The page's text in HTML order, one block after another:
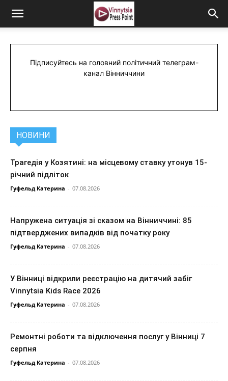
Підписуйтесь на головний політичний телеграм-
канал Вінниччини
НОВИНИ
Трагедія у Козятині: на місцевому ставку утонув 15-
річний підліток
Гуфельд Катерина - 07.08.2026
Напружена ситуація зі сказом на Вінниччині: 85
підтверджених випадків від початку року
Гуфельд Катерина - 07.08.2026
У Вінниці відкрили реєстрацію на дитячий забіг
Vinnytsia Kids Race 2026
Гуфельд Катерина - 07.08.2026
Ремонтні роботи та відключення послуг у Вінниці 7
серпня
Гуфельд Катерина - 07.08.2026